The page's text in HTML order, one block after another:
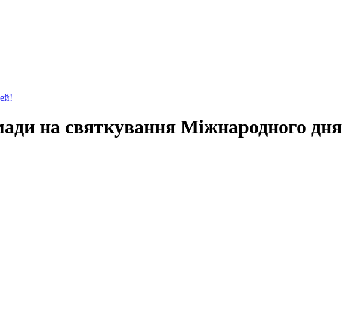
на святкування Міжнародного дня